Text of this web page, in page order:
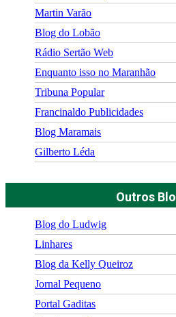
Martin Varão
Blog do Lobão
Rádio Sertão Web
Enquanto isso no Maranhão
Tribuna Popular
Francinaldo Publicidades
Blog Maramais
Gilberto Léda
Outros
Blog do Ludwig
Linhares
Blog da Kelly Queiroz
Jornal Pequeno
Portal Gaditas